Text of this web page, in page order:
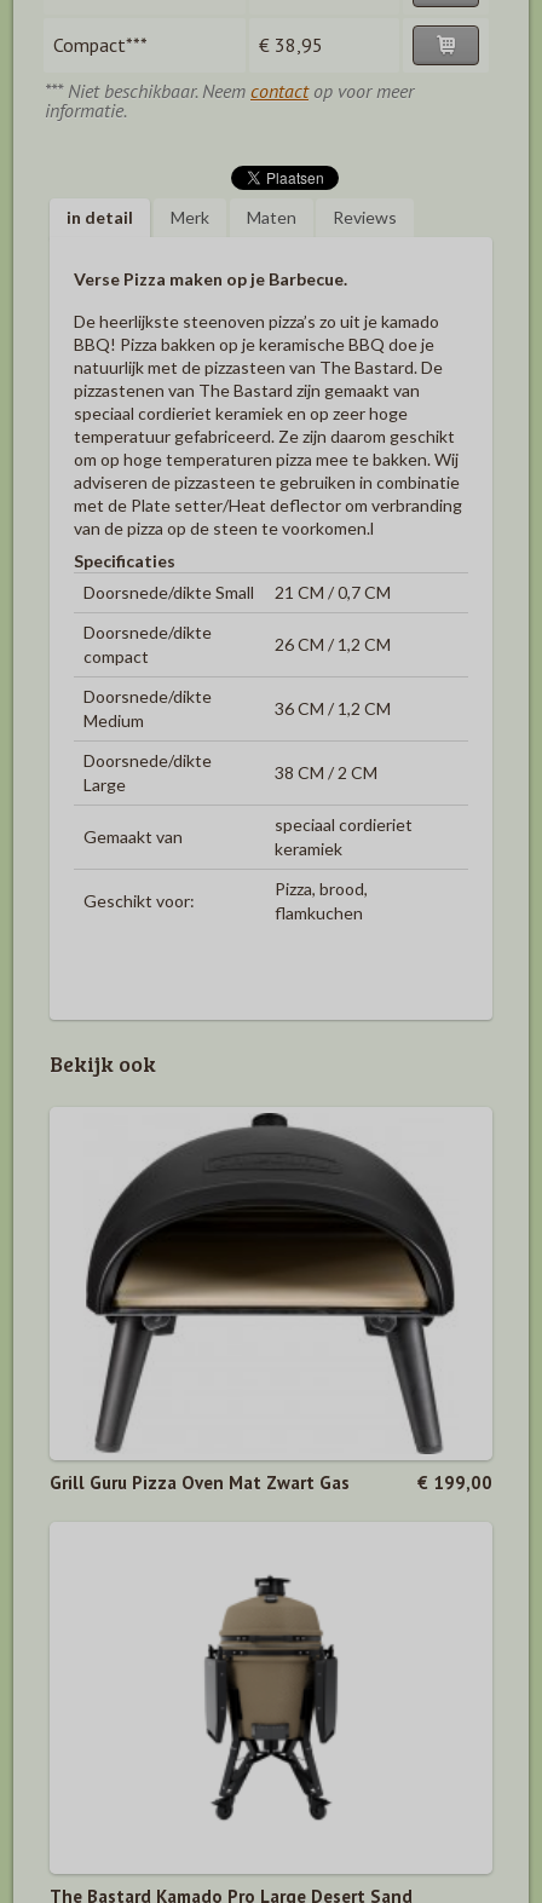
Compact***
€ 38,95
*** Niet beschikbaar. Neem contactop voor meer
informatie.
in detail Merk Maten Reviews
Verse Pizza maken op je Barbecue.
De heerlijkste steenoven pizza’s zo uit je kamado
BBQ! Pizza bakken op je keramische BBQ doe je
natuurlijk met de pizzasteen van The Bastard. De
pizzastenen van The Bastard zijn gemaakt van
speciaal cordieriet keramiek en op zeer hoge
temperatuur gefabriceerd. Ze zijn daarom geschikt
om op hoge temperaturen pizza mee te bakken. Wij
adviseren de pizzasteen te gebruiken in combinatie
met de Plate setter/Heat deflector om verbranding
van de pizza op de steen te voorkomen.l
Specificaties
Doorsnede/dikte Small
21 CM / 0,7 CM
Doorsnede/dikte
compact
26 CM / 1,2 CM
Doorsnede/dikte
Medium
36 CM / 1,2 CM
Doorsnede/dikte
Large
38 CM / 2 CM
Gemaakt van
speciaal cordieriet
keramiek
Geschikt voor:
Pizza, brood,
flamkuchen
Bekijk ook
Grill Guru Pizza Oven Mat Zwart Gas € 199,00
The Bastard Kamado Pro Large Desert Sand